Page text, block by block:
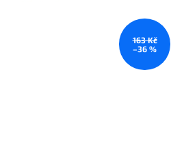
163 Kč
–36 %